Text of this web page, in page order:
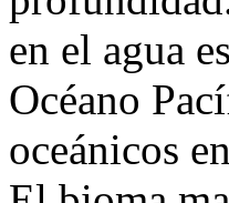
en el agua
Océano
oceánicos